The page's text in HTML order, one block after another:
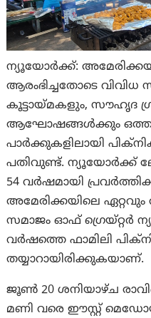
ന്യൂയോർക്ക്:
ആരംഭിച്ചതോടെ വിവിധ
കൂട്ടായ്മകളും, സൗഹൃദ
ആഘോഷങ്ങൾക്കും
പാർക്കുകളിലായി
പതിവുണ്ട്.
54 വർഷമായി
അമേരിക്കയിലെ
സമാജം ഓഫ്
വർഷത്തെ ഫാമിലി
തയ്യാറായിരിക്കുകയാണ്.
ജൂൺ 20 ശനിയാഴ്ച
മണി വരെ ഈസ്റ്റ്